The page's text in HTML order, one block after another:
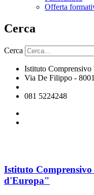
Offerta
Cerca
Cerca
Istituto
Via De Filippo -
081 5224248
Istituto
d'Europa"